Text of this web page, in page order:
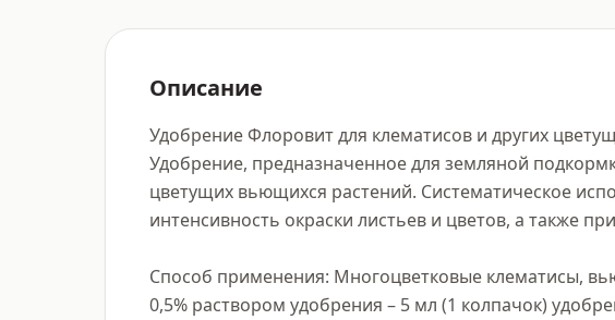
Описание
Удобрение Флоровит для клематисов и других
Удобрение, предназначенное для земляной
цветущих вьющихся растений. Систематическое
интенсивность окраски листьев и цветов, а также
Способ применения: Многоцветковые клематисы,
0,5% раствором удобрения – 5 мл (1 колпачок)